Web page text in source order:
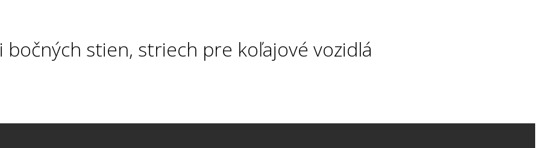
bočných stien, striech pre koľajové vozidlá